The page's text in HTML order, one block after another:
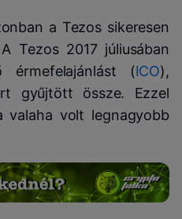
a Tezos sikeresen
Tezos 2017 júliusában
érmefelajánlást (ICO),
gyűjtött össze. Ezzel
volt legnagyobb